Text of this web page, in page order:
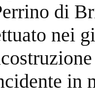
di
nei
in